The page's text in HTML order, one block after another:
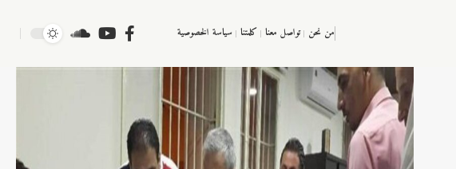
من نحن تواصل معنا كلمتنا سياسة الخصوصية